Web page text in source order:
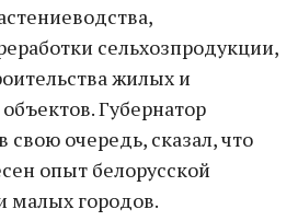
сельхозпродукции,
жилых и
Губернатор
свою очередь, сказал, что
опыт белорусской
малых городов.